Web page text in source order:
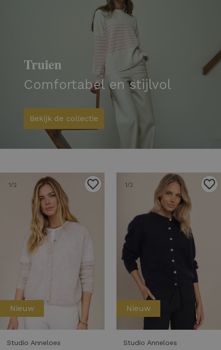
Truien
Comfortabel en stijlvol
Bekijk de collectie
1/2
Nieuw
Studio Anneloes
1/2
Nieuw
Studio Anneloes